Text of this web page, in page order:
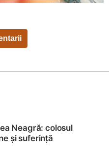
Neagră: colosul
și suferință